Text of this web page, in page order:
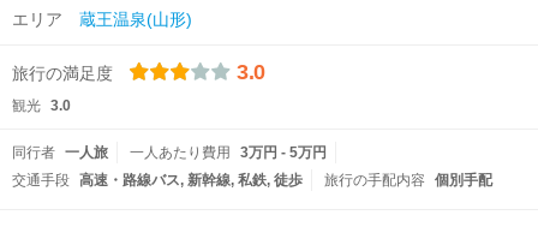
エリア 蔵王温泉(山形)
旅行の満足度 3.0
観光 3.0
同行者 一人旅 一人あたり費用
3万円 - 5万円
交通手段 高速・路線バス 新幹線 私鉄 徒歩 旅行の手配内容 個別手配